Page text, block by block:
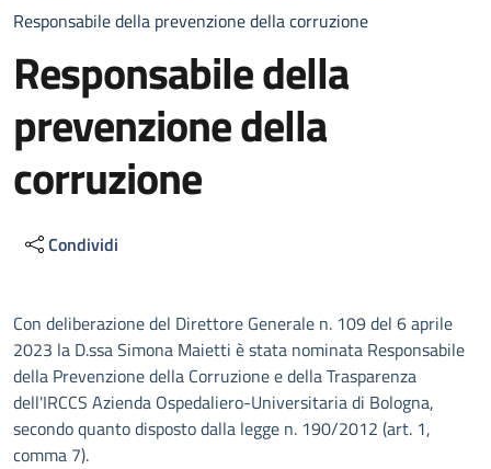
Responsabile della prevenzione della corruzione
Responsabile della
prevenzione della
corruzione
Condividi
Descrizione
Con deliberazione del Direttore Generale n. 109 del 6 aprile
2023 la D.ssa Simona Maietti è stata nominata Responsabile
della Prevenzione della Corruzione e della Trasparenza
dell'IRCCS Azienda Ospedaliero-Universitaria di Bologna,
secondo quanto disposto dalla legge n. 190/2012 (art. 1,
comma 7).